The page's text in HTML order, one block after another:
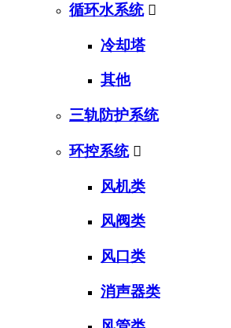
循环水系统 
冷却塔
其他
三轨防护系统
环控系统 
风机类
风阀类
风口类
消声器类